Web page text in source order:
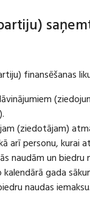
finansēšanas
(ziedotājam)
arī personu, kurai
naudām un
gada
naudas iemaksu.